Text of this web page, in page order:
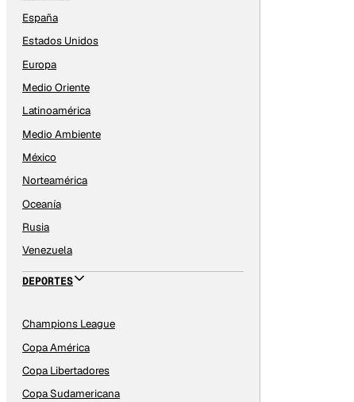
España
Estados Unidos
Europa
Medio Oriente
Latinoamérica
Medio Ambiente
México
Norteamérica
Oceanía
Rusia
Venezuela
DEPORTES
Champions League
Copa América
Copa Libertadores
Copa Sudamericana